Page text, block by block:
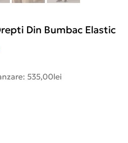
Din Bumbac Elastic
535,00lei